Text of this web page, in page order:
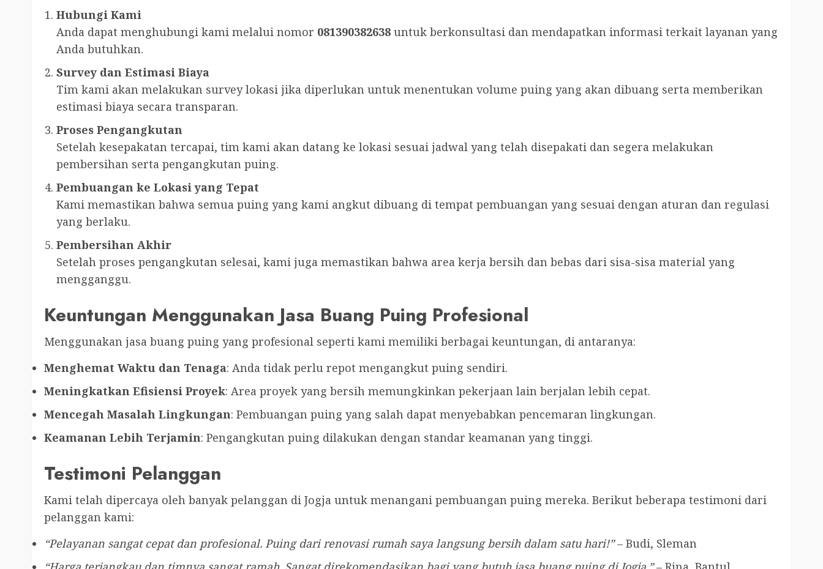
Hubungi Kami
Anda dapat menghubungi kami melalui nomor 081390382638 untuk berkonsultasi dan mendapatkan informasi terkait layanan yang
Anda butuhkan.
Survey dan Estimasi Biaya
Tim kami akan melakukan survey lokasi jika diperlukan untuk menentukan volume puing yang akan dibuang serta memberikan
estimasi biaya secara transparan.
Proses Pengangkutan
Setelah kesepakatan tercapai, tim kami akan datang ke lokasi sesuai jadwal yang telah disepakati dan segera melakukan
pembersihan serta pengangkutan puing.
Pembuangan ke Lokasi yang Tepat
Kami memastikan bahwa semua puing yang kami angkut dibuang di tempat pembuangan yang sesuai dengan aturan dan regulasi
yang berlaku.
Pembersihan Akhir
Setelah proses pengangkutan selesai, kami juga memastikan bahwa area kerja bersih dan bebas dari sisa-sisa material yang
mengganggu.
Keuntungan Menggunakan Jasa Buang Puing Profesional
Menggunakan jasa buang puing yang profesional seperti kami memiliki berbagai keuntungan, di antaranya:
Menghemat Waktu dan Tenaga: Anda tidak perlu repot mengangkut puing sendiri.
Meningkatkan Efisiensi Proyek: Area proyek yang bersih memungkinkan pekerjaan lain berjalan lebih cepat.
Mencegah Masalah Lingkungan: Pembuangan puing yang salah dapat menyebabkan pencemaran lingkungan.
Keamanan Lebih Terjamin: Pengangkutan puing dilakukan dengan standar keamanan yang tinggi.
Testimoni Pelanggan
Kami telah dipercaya oleh banyak pelanggan di Jogja untuk menangani pembuangan puing mereka. Berikut beberapa testimoni dari
pelanggan kami:
“Pelayanan sangat cepat dan profesional. Puing dari renovasi rumah saya langsung bersih dalam satu hari!”– Budi, Sleman